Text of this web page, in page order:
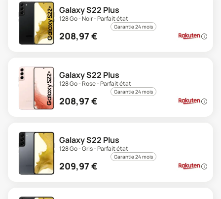
Galaxy S22 Plus
128 Go - Noir - Parfait état
Garantie 24 mois
208,97 €
Galaxy S22 Plus
128 Go - Rose - Parfait état
Garantie 24 mois
208,97 €
Galaxy S22 Plus
128 Go - Gris - Parfait état
Garantie 24 mois
209,97 €